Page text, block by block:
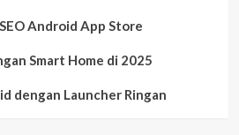
Android App Store
Smart Home di 2025
dengan Launcher Ringan